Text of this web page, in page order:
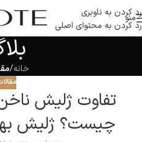
رد کردن به ناوبری
رد کردن به محتوای اصلی
منو
خانه/
تفاوت ژلیش
چیست؟ ژلیش